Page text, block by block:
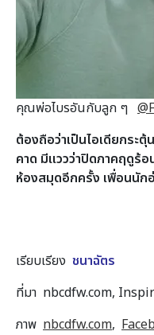
คุณพ่อไบรอันกับลูก ๆ
ต้องถือว่าเป็นไอเดียกระ
คาด มีแววว่าปิดภาคฤดูร้อ
ห้องสมุดอีกครั้ง เพื่อนนัก
เรียบเรียง ชนาฉัตร
ที่มา nbcdfw.com,
ภาพ nbcdfw.com,